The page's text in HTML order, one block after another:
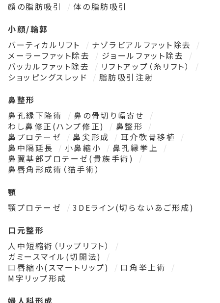
顔の脂肪吸引
体の脂肪吸引
小顔/輪郭
バーティカルリフト
ナゾラビアルファット除去
メーラーファット除去
ジョールファット除去
バッカルファット除去
リフトアップ（糸リフト）
ショッピングスレッド
脂肪吸引注射
鼻整形
鼻孔縁下降術
鼻の骨切り幅寄せ
わし鼻修正(ハンプ修正)
鼻整形
鼻プロテーゼ
鼻尖形成
耳介軟骨移植
鼻中隔延長
小鼻縮小
鼻孔縁挙上
鼻翼基部プロテーゼ(貴族手術)
鼻唇角形成術（猫手術）
顎
顎プロテーゼ
3DEライン(切らないあご形成)
口元整形
人中短縮術（リップリフト）
ガミースマイル(切開法)
口唇縮小(スマートリップ)
口角挙上術
M字リップ形成
婦人科形成